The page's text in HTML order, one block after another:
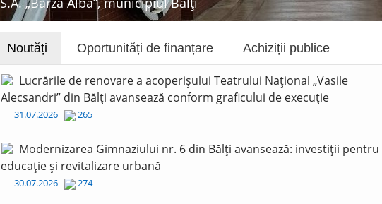
Noutăți Oportunități de finanțare Achiziții publice
Lucrările de renovare a acoperișului Teatrului Național „Vasile
Alecsandri” din Bălți avansează conform graficului de execuție
31.07.2026 265
Modernizarea Gimnaziului nr. 6 din Bălți avansează: investiții pentru
educație și revitalizare urbană
30.07.2026 274